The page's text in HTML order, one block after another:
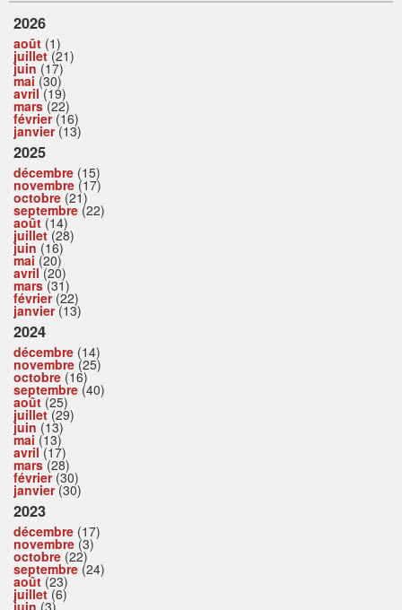
2026
août (1)
juillet(21)
juin (17)
mai (30)
avril(19)
mars(22)
février(16)
janvier(13)
2025
décembre (15)
novembre (17)
octobre (21)
septembre (22)
août (14)
juillet(28)
juin (16)
mai (20)
avril(20)
mars(31)
février(22)
janvier(13)
2024
décembre (14)
novembre (25)
octobre (16)
septembre (40)
août (25)
juillet(29)
juin (13)
mai (13)
avril(17)
mars(28)
février(30)
janvier(30)
2023
décembre (17)
novembre (3)
octobre (22)
septembre (24)
août (23)
juillet(6)
juin (3)